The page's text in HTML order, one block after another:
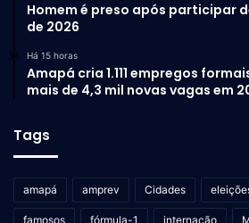
Homem é preso após participar
de 2026
Há 15 horas
Amapá cria 1.111 empregos
mais de 4,3 mil novas vagas em
Tags
amapá amprev Cidades
famosos fórmula-1 internação